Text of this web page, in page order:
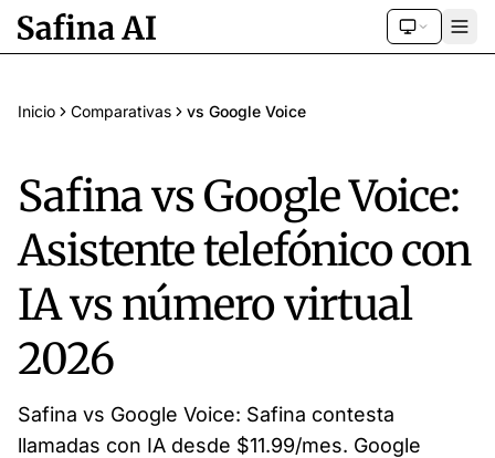
Inicio Comparativas vs Google Voice
Safina vs Google Voice:
Asistente telefónico con
IA vs número virtual
2026
Safina vs Google Voice: Safina contesta
llamadas con IA desde $11.99/mes. Google